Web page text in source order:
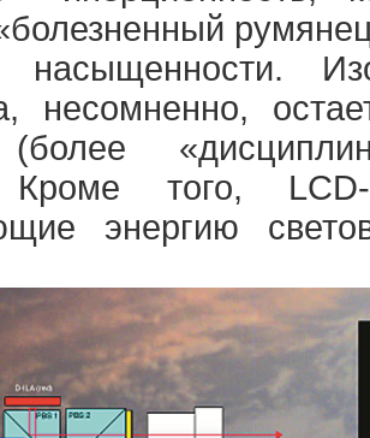
несомненно,
Кроме того, LCD-
энергию